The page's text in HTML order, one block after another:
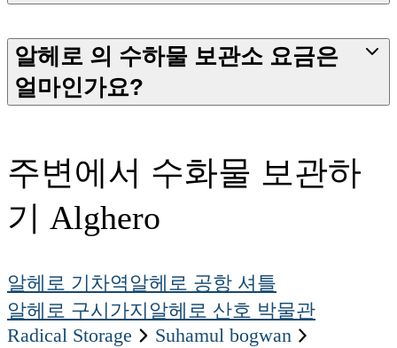
알헤로 의 수하물 보관소 요금은
얼마인가요?
주변에서 수화물 보관하
기 Alghero
알헤로 기차역 알헤로 공항 셔틀
알헤로 구시가지 알헤로 산호 박물관
Radical Storage
suhamul bogwan